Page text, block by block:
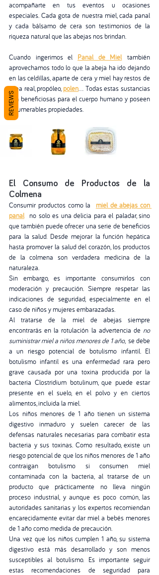
acompañarte en tus eventos u ocasiones
especiales. Cada gota de nuestra miel, cada panal
y cada bálsamo de cera son testimonios de la
riqueza natural que las abejas nos brindan.
Cuando ingerimos el Panal de Miel también
aprovechamos todo lo que la abeja ha ido dejando
en las celdillas, aparte de cera y miel hay restos de
jalea real, propóleo, polen… Todas estas sustancias
son beneficiosas para el cuerpo humano y poseen
innumerables propiedades.
El Consumo de Productos de la
Colmena
Consumir productos como la miel de abejas con
panal no solo es una delicia para el paladar, sino
que también puede ofrecer una serie de beneficios
para la salud. Desde mejorar la función hepática
hasta promover la salud del corazón, los productos
de la colmena son verdadera medicina de la
naturaleza.
Sin embargo, es importante consumirlos con
moderación y precaución. Siempre respetar las
indicaciones de seguridad, especialmente en el
caso de niños y mujeres embarazadas.
Al tratarse de la miel de abejas siempre
encontrarás en la rotulación la advertencia de no
suministrar miel a niños menores de 1 año,  se debe
a un riesgo potencial de botulismo infantil. El
botulismo infantil es una enfermedad rara pero
grave causada por una toxina producida por la
bacteria Clostridium botulinum, que puede estar
presente en el suelo, en el polvo y en ciertos
alimentos, incluida la miel.
Los niños menores de 1 año tienen un sistema
digestivo inmaduro y suelen carecer de las
defensas naturales necesarias para combatir esta
bacteria y sus toxinas. Como resultado, existe un
riesgo potencial de que los niños menores de 1 año
contraigan botulismo si consumen miel
contaminada con la bacteria, al tratarse de un
producto que prácticamente no lleva ningún
proceso industrial, y aunque es poco común, las
autoridades sanitarias y los expertos recomiendan
encarecidamente evitar dar miel a bebés menores
de 1 año como medida de precaución.
Una vez que los niños cumplen 1 año, su sistema
digestivo está más desarrollado y son menos
susceptibles al botulismo. Es importante seguir
estas recomendaciones de seguridad para
REVIEWS